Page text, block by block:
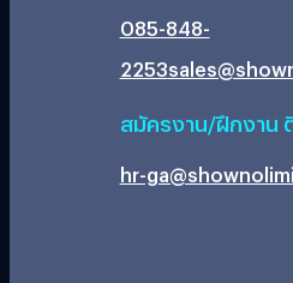
085-848-
2253
สมัครงาน/ฝึกงาน
hr-